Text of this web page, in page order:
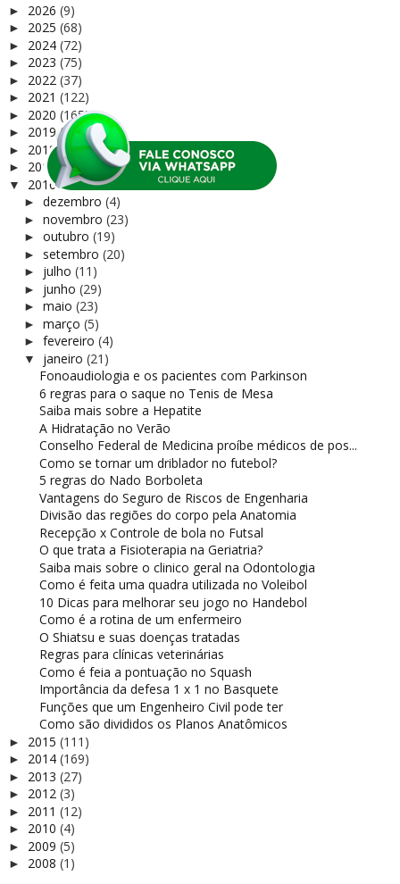
► 2026 (9)
► 2025 (68)
► 2024 (72)
► 2023 (75)
► 2022 (37)
► 2021 (122)
► 2020 (165)
► 2019(81)
► 2018(169)
► 2017(156)
▼ 2016(159)
► dezembro (4)
► novembro (23)
► outubro (19)
► setembro (20)
► julho (11)
► junho (29)
► maio (23)
► março (5)
► fevereiro (4)
▼ janeiro (21)
Fonoaudiologia e os pacientes com Parkinson
6 regras para o saque no Tenis de Mesa
Saiba mais sobre a Hepatite
A Hidratação no Verão
Conselho Federal de Medicina proíbe médicos de pos...
Como se tornar um driblador no futebol?
5 regras do Nado Borboleta
Vantagens do Seguro de Riscos de Engenharia
Divisão das regiões do corpo pela Anatomia
Recepção x Controle de bola no Futsal
O que trata a Fisioterapia na Geriatria?
Saiba mais sobre o clinico geral na Odontologia
Como é feita uma quadra utilizada no Voleibol
10 Dicas para melhorar seu jogo no Handebol
Como é a rotina de um enfermeiro
O Shiatsu e suas doenças tratadas
Regras para clínicas veterinárias
Como é feia a pontuação no Squash
Importância da defesa 1 x 1 no Basquete
Funções que um Engenheiro Civil pode ter
Como são divididos os Planos Anatômicos
► 2015 (111)
► 2014 (169)
► 2013 (27)
► 2012 (3)
► 2011 (12)
► 2010 (4)
► 2009 (5)
► 2008 (1)